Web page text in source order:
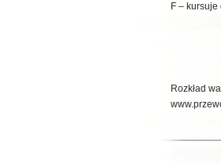
F –